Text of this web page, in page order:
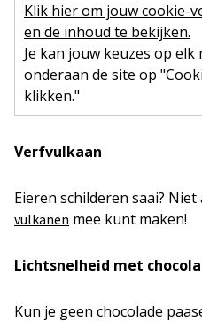
Klik hier om jouw cookie-
en de inhoud te bekijken.
Je kan jouw keuzes op
onderaan de site op
klikken."
Verfvulkaan
Eieren schilderen saai?
vulkanen mee kunt maken!
Lichtsnelheid met
Kun je geen chocolade